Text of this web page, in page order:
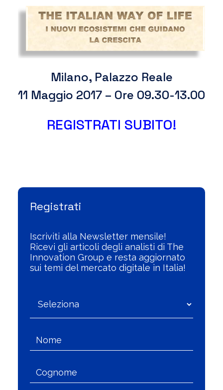
Milano, Palazzo Reale
11 Maggio 2017 – Ore 09.30-13.00
REGISTRATI SUBITO!
Registrati
Iscriviti alla Newsletter mensile!
Ricevi gli articoli degli analisti di The
Innovation Group e resta aggiornato
sui temi del mercato digitale in Italia!